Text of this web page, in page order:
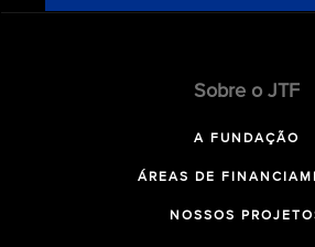
Sobre o JTF
A FUNDAÇÃO
ÁREAS DE
NOSSOS